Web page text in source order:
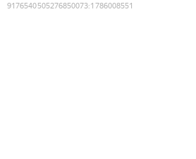
9176540505276850073:1786008551